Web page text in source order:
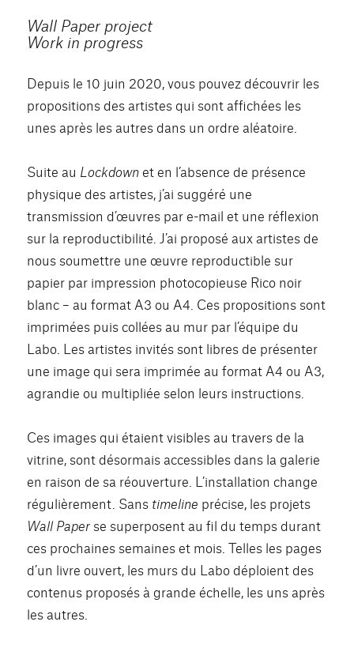
Wall Paper project
Work in progress
Depuis le 10 juin 2020, vous pouvez découvrir les
propositions des artistes qui sont affichées les
unes après les autres dans un ordre aléatoire.
Suite au Lockdown et en l’absence de présence
physique des artistes, j’ai suggéré une
transmission d’œuvres par e-mail et une réflexion
sur la reproductibilité. J’ai proposé aux artistes de
nous soumettre une œuvre reproductible sur
papier par impression photocopieuse Rico noir
blanc – au format A3 ou A4. Ces propositions sont
imprimées puis collées au mur par l’équipe du
Labo. Les artistes invités sont libres de présenter
une image qui sera imprimée au format A4 ou A3,
agrandie ou multipliée selon leurs instructions.
Ces images qui étaient visibles au travers de la
vitrine, sont désormais accessibles dans la galerie
en raison de sa réouverture. L’installation change
régulièrement. Sans timeline précise, les projets
Wall Paper se superposent au fil du temps durant
ces prochaines semaines et mois. Telles les pages
d’un livre ouvert, les murs du Labo déploient des
contenus proposés à grande échelle, les uns après
les autres.